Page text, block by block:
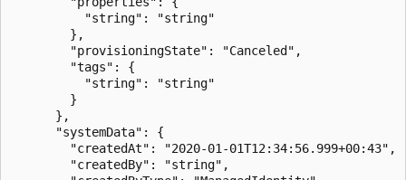
          "string": "string"
        },
        "provisioningState": "Canceled",
        "tags": {
          "string": "string"
        }
      },
      "systemData": {
        "createdAt": "2020-01-01T12:34:56.999+00:43",
        "createdBy": "string",